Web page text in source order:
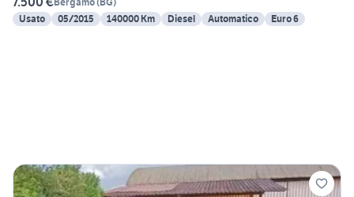
Usato
05/2015 140000 Km Diesel Automatico Euro 6